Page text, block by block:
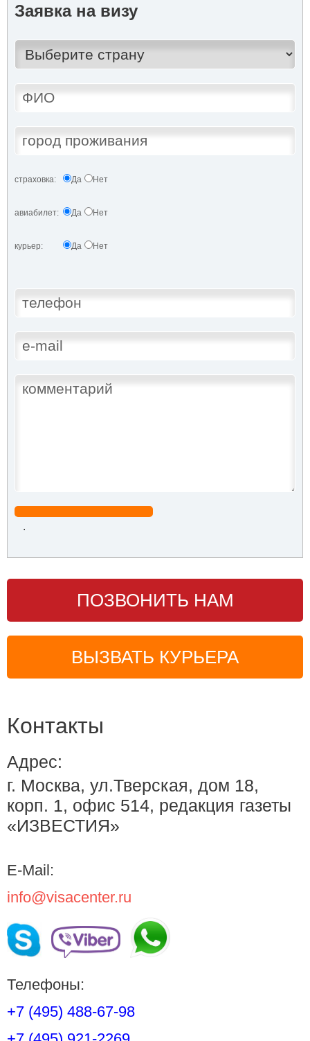
Заявка на визу
страховка: Да Нет
авиабилет: Да Нет
курьер: Да Нет
.
ПОЗВОНИТЬ НАМ
ВЫЗВАТЬ КУРЬЕРА
Контакты
Адрес:
г. Москва, ул.Тверская, дом 18,
корп. 1, офис 514, редакция газеты
«ИЗВЕСТИЯ»
E-Mail:
info@visacenter.ru
Телефоны:
+7 (495) 488-67-98